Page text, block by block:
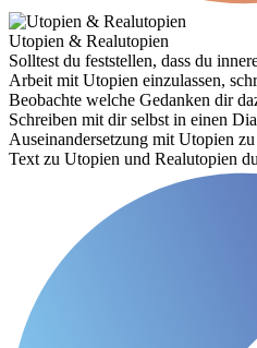
Utopien & Realutopien
Solltest du feststellen, dass du
Arbeit mit Utopien einzulassen,
Beobachte welche Gedanken dir
Schreiben mit dir selbst in einen
Auseinandersetzung mit Utopien
Text zu Utopien und Realutopien